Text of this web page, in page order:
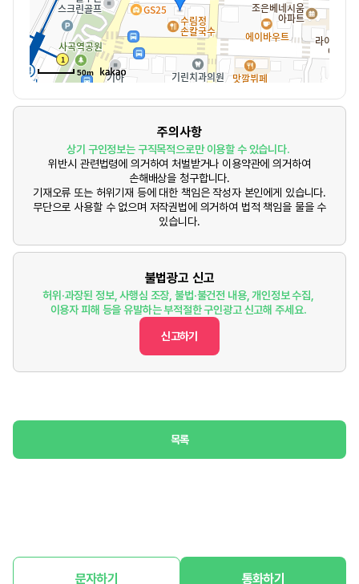
50m
주의사항
상기 구인정보는 구직목적으로만 이용할 수 있습니다.
위반시 관련법령에 의거하여 처벌받거나 이용약관에 의거하여
손해배상을 청구합니다.
기재오류 또는 허위기재 등에 대한 책임은 작성자 본인에게 있습니다.
무단으로 사용할 수 없으며 저작권법에 의거하여 법적 책임을 물을 수
있습니다.
불법광고 신고
허위·과장된 정보, 사행심 조장, 불법·불건전 내용, 개인정보 수집,
이용자 피해 등을 유발하는 부적절한 구인광고 신고해 주세요.
신고하기
목록
문자하기 통화하기